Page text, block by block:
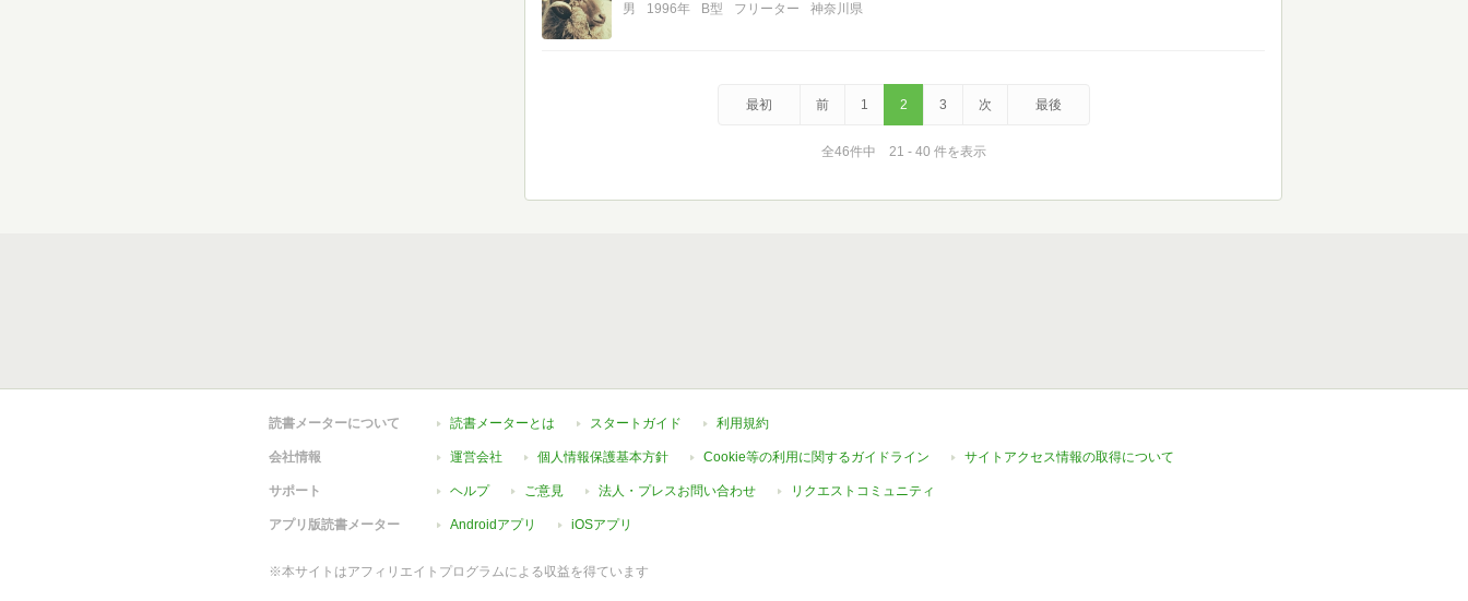
男 1996年 B型 フリーター 神奈川県
最初 前 1 2 3 次 最後
全46件中 21 - 40 件を表示
読書メーターについて 読書メーターとは スタートガイド 利用規約
会社情報 運営会社 個人情報保護基本方針 Cookie等の利用に関するガイドライン サイトアクセス情報の取得について
サポート ヘルプ ご意見 法人・プレスお問い合わせ リクエストコミュニティ
アプリ版読書メーター Androidアプリ iOSアプリ
※本サイトはアフィリエイトプログラムによる収益を得ています